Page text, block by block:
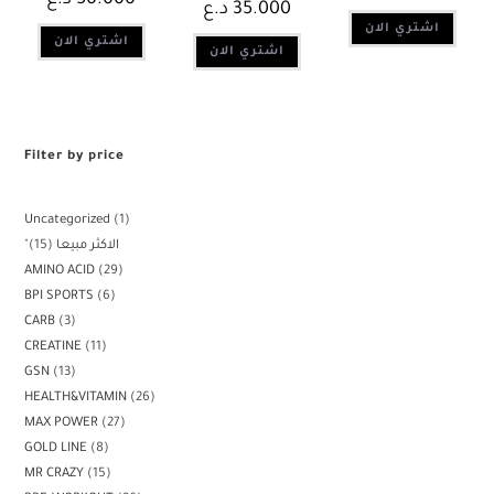
اشتري الان
35.000 د.ع
اشتري الان
اشتري الان
Filter by price
Uncategorized
1
"الاكثر مبيعا
15
AMINO ACID
29
BPI SPORTS
6
CARB
3
CREATINE
11
GSN
13
HEALTH&VITAMIN
26
MAX POWER
27
GOLD LINE
8
MR CRAZY
15